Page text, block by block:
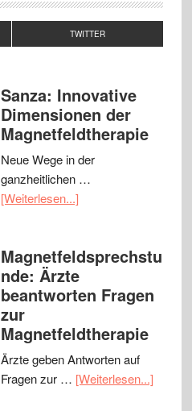
TWITTER
Sanza: Innovative
Dimensionen der
Magnetfeldtherapie
Neue Wege in der
ganzheitlichen …
[Weiterlesen...]
Magnetfeldsprechstu
nde: Ärzte
beantworten Fragen
zur
Magnetfeldtherapie
Ärzte geben Antworten auf
Fragen zur … [Weiterlesen...]